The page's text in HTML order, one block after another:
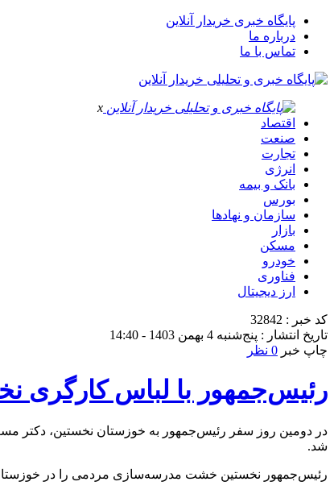
پایگاه خبری خریدار آنلاین
درباره ما
تماس با ما
x
اقتصاد
صنعت
تجارت
انرژی
بانک و بیمه
بورس
سازمان و نهادها
بازار
مسکن
خودرو
فناوری
ارز دیجیتال
کد خبر : 32842
تاریخ انتشار : پنج‌شنبه 4 بهمن 1403 - 14:40
چاپ خبر 0 نظر
رئیس‌جمهور با لباس
در دومین روز سفر رئیس‌جمهور به خوزستان نخستین، دکتر
شد.
رئیس‌جمهور نخستین خشت مدرسه‌سازی مردمی را در